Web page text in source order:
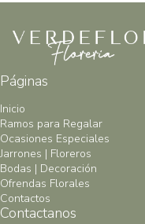
Páginas
Inicio
Ramos para Regalar
Ocasiones Especiales
Jarrones | Floreros
Bodas | Decoración
Ofrendas Florales
Contactos
Contactanos